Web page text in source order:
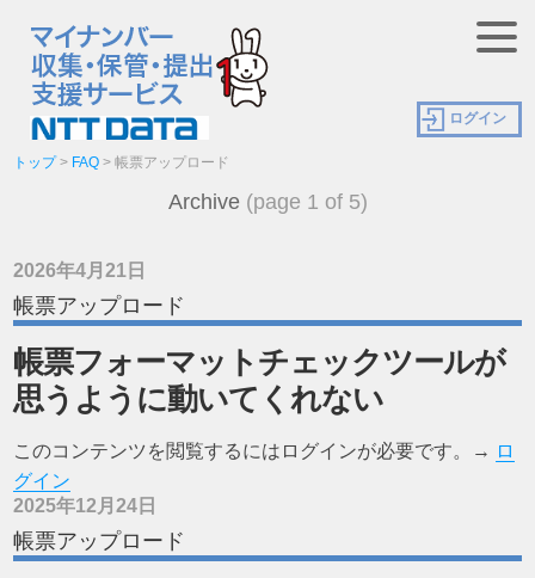
ログイン
トップ> FAQ >帳票アップロード
Archive (page 1 of 5)
2026年4月21日
帳票アップロード
帳票フォーマットチェックツールが
思うように動いてくれない
このコンテンツを閲覧するにはログインが必要です。→ ロ
グイン
2025年12月24日
帳票アップロード